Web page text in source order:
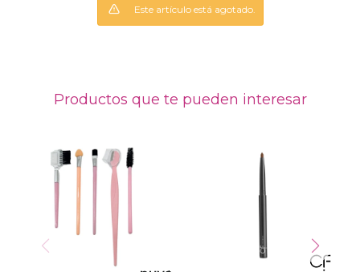
Este artículo está agotado.
Productos que te pueden interesar